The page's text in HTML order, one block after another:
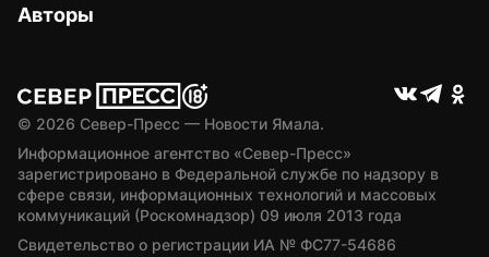
Авторы
© 2026 Север-Пресс — Новости Ямала.
Информационное агентство «Север-Пресс»
зарегистрировано в Федеральной службе по надзору в
сфере связи, информационных технологий и массовых
коммуникаций (Роскомнадзор) 09 июля 2013 года
Свидетельство о регистрации ИА № ФС77-54686